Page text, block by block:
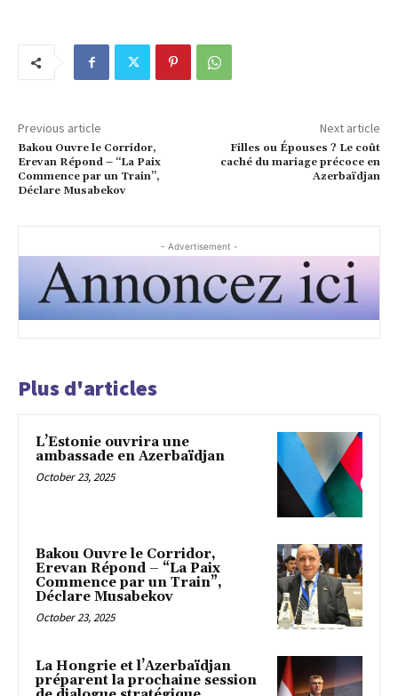
Previous article
Bakou Ouvre le Corridor,
Erevan Répond – “La Paix
Commence par un Train”,
Déclare Musabekov
Next article
Filles ou Épouses ? Le coût
caché du mariage précoce en
Azerbaïdjan
- Advertisement -
Plus d'articles
L’Estonie ouvrira une
ambassade en Azerbaïdjan
October 23, 2025
Bakou Ouvre le Corridor,
Erevan Répond – “La Paix
Commence par un Train”,
Déclare Musabekov
October 23, 2025
La Hongrie et l’Azerbaïdjan
préparent la prochaine session